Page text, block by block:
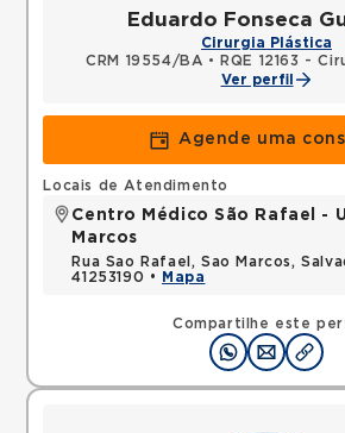
Eduardo Fonseca
Cirurgia Plástica
CRM 19554/BA •
RQE 12163 -
Ver perfil
Agende uma
Compartilhe este
Locais de Atendimento
Centro Médico São Rafael -
Marcos
Rua Sao Rafael, Sao Marcos,
41253190 •
Mapa